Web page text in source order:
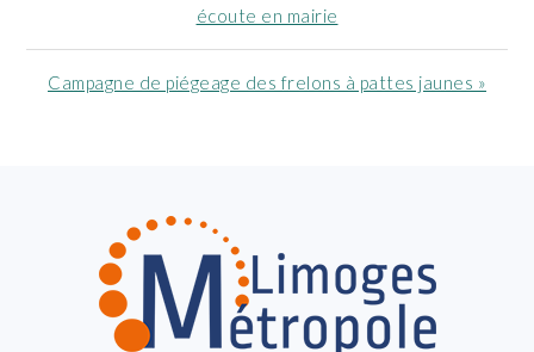
:
écoute en mairie
Article
Campagne de piégeage des frelons à pattes jaunes »